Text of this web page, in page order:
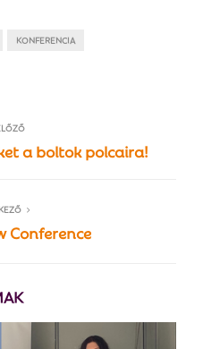
KONFERENCIA
a boltok polcaira!
Conference